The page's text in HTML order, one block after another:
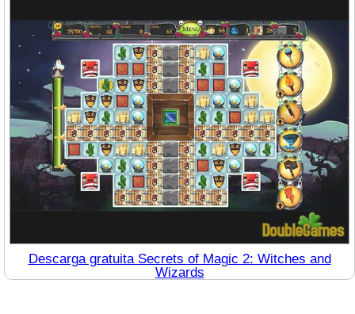
Descarga gratuita Secrets of Magic 2: Witches and
Wizards